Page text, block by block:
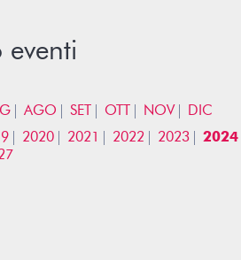
AGO SET OTT NOV
DIC
2020 2021 2022 2023 2024